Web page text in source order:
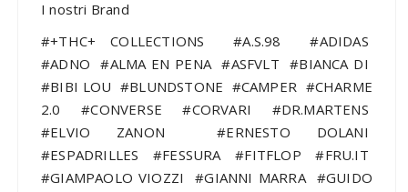
I nostri Brand
#+THC+ COLLECTIONS #A.S.98 #ADIDAS
#ADNO #ALMA EN PENA #ASFVLT #BIANCA DI
#BIBI LOU #BLUNDSTONE #CAMPER #CHARME
2.0 #CONVERSE #CORVARI #DR.MARTENS
#ELVIO ZANON #ERNESTO DOLANI
#ESPADRILLES #FESSURA #FITFLOP #FRU.IT
#GIAMPAOLO VIOZZI #GIANNI MARRA #GUIDO